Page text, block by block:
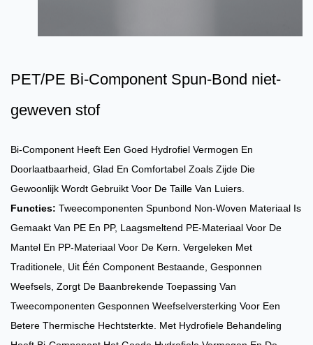
PET/PE Bi-Component Spun-Bond niet-
geweven stof
Bi-Component Heeft Een Goed Hydrofiel Vermogen En
Doorlaatbaarheid, Glad En Comfortabel Zoals Zijde Die
Gewoonlijk Wordt Gebruikt Voor De Taille Van Luiers.
Functies: Tweecomponenten Spunbond Non-Woven Materiaal Is
Gemaakt Van PE En PP, Laagsmeltend PE-Materiaal Voor De
Mantel En PP-Materiaal Voor De Kern. Vergeleken Met
Traditionele, Uit Één Component Bestaande, Gesponnen
Weefsels, Zorgt De Baanbrekende Toepassing Van
Tweecomponenten Gesponnen Weefselversterking Voor Een
Betere Thermische Hechtsterkte. Met Hydrofiele Behandeling